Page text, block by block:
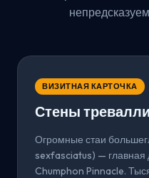
ВИЗИТНАЯ КАРТОЧКА
Стены тревалли
Огромные стаи
sexfasciatus) — главная
Chumphon Pinnacle.